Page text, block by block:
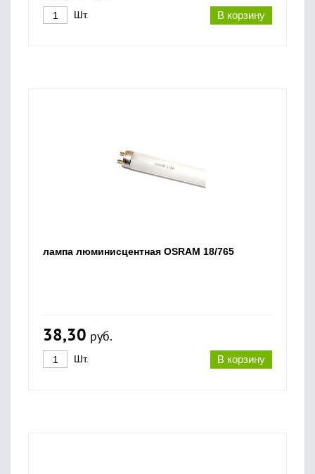
В корзину
Шт.
лампа люминисцентная OSRAM 18/765
38,30 руб.
В корзину
Шт.